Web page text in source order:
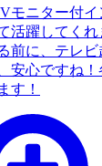
モニター付イ
活躍してくれ
前に、テレ
安心ですね
す！